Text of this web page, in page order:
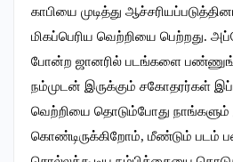
காபியை முடித்து
மிகப்பெரிய வெற்றியை பெற்றது.
போன்ற ஜானரில் படங்களை
நம்முடன் இருக்கும் சகோதரர்கள்
வெற்றியை தொடும்போது
கொண்டிருக்கிறோம், மீண்டும் படம்